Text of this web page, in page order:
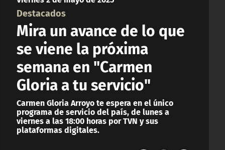
Destacados
Mira un avance de lo que
se viene la próxima
semana en "Carmen
Gloria a tu servicio"
Carmen Gloria Arroyo te espera en el único
programa de servicio del país, de lunes a
viernes a las 18:00 horas por TVN y sus
plataformas digitales.